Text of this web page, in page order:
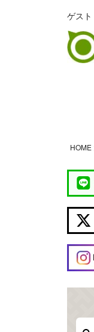
ゲス
HOME